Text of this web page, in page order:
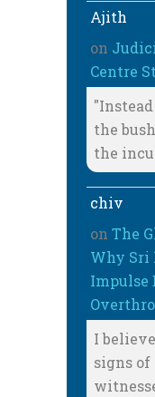
Ajith
on
Centre
the
the
chiv
on The
Why Sri
Impulse
I
signs